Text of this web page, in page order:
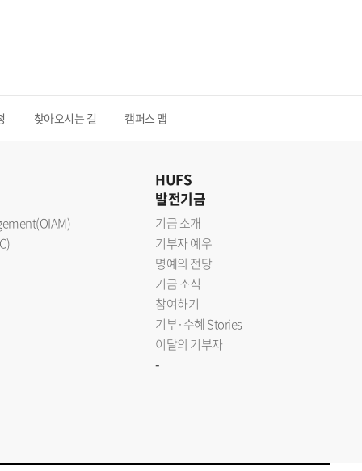
찾아오시는 길 캠퍼스 맵
HUFS
발전기금
기금 소개
기부자 예우
명예의 전당
기금 소식
참여하기
기부·수혜 Stories
이달의 기부자
-